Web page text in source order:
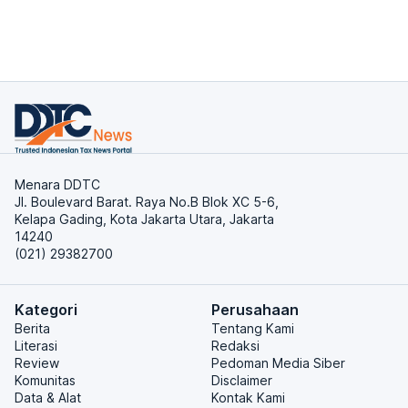
Menara DDTC
Jl. Boulevard Barat. Raya No.B Blok XC 5-6,
Kelapa Gading, Kota Jakarta Utara, Jakarta
14240
(021) 29382700
Kategori
Berita
Literasi
Review
Komunitas
Data & Alat
Perusahaan
Tentang Kami
Redaksi
Pedoman Media Siber
Disclaimer
Kontak Kami